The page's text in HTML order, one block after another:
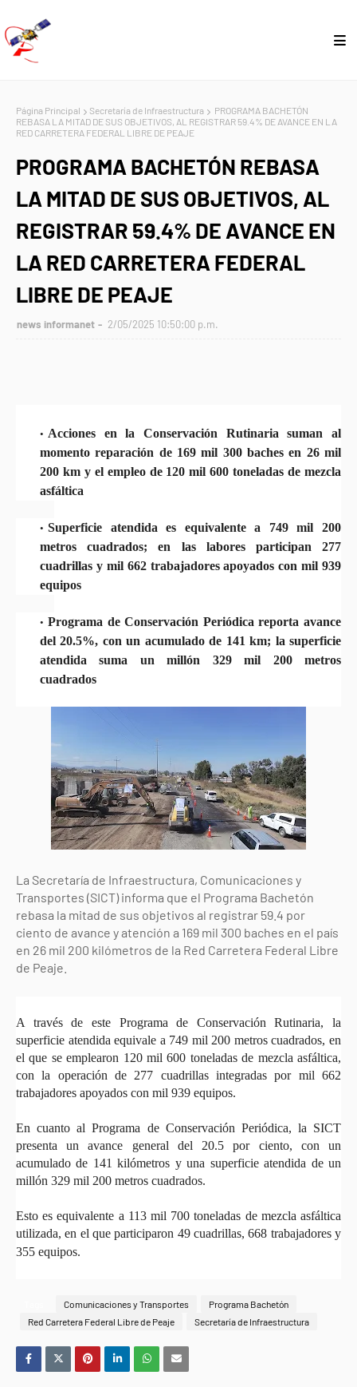
Página Principal Secretaría de Infraestructura
PROGRAMA BACHETÓN
REBASA LA MITAD DE SUS OBJETIVOS, AL REGISTRAR 59.4% DE AVANCE EN LA
RED CARRETERA FEDERAL LIBRE DE PEAJE
PROGRAMA BACHETÓN REBASA
LA MITAD DE SUS OBJETIVOS, AL
REGISTRAR 59.4% DE AVANCE EN
LA RED CARRETERA FEDERAL
LIBRE DE PEAJE
news informanet 2/05/2025 10:50:00 p.m.
Acciones en la Conservación Rutinaria suman al
momento reparación de 169 mil 300 baches en 26 mil
200 km y el empleo de 120 mil 600 toneladas de mezcla
asfáltica
Superficie atendida es equivalente a 749 mil 200
metros cuadrados; en las labores participan 277
cuadrillas y mil 662 trabajadores apoyados con mil 939
equipos
Programa de Conservación Periódica reporta avance
del 20.5%, con un acumulado de 141 km; la superficie
atendida suma un millón 329 mil 200 metros
cuadrados
La Secretaría de Infraestructura, Comunicaciones y
Transportes (SICT) informa que el Programa Bachetón
rebasa la mitad de sus objetivos al registrar 59.4 por
ciento de avance y atención a 169 mil 300 baches en el país
en 26 mil 200 kilómetros de la Red Carretera Federal Libre
de Peaje.
A través de este Programa de Conservación Rutinaria, la
superficie atendida equivale a 749 mil 200 metros cuadrados, en
el que se emplearon 120 mil 600 toneladas de mezcla asfáltica,
con la operación de 277 cuadrillas integradas por mil 662
trabajadores apoyados con mil 939 equipos.
En cuanto al Programa de Conservación Periódica, la SICT
presenta un avance general del 20.5 por ciento, con un
acumulado de 141 kilómetros y una superficie atendida de un
millón 329 mil 200 metros cuadrados.
Esto es equivalente a 113 mil 700 toneladas de mezcla asfáltica
utilizada, en el que participaron 49 cuadrillas, 668 trabajadores y
355 equipos.
Comunicaciones y Transportes
Programa Bachetón
Red Carretera Federal Libre de Peaje
Secretaría de Infraestructura